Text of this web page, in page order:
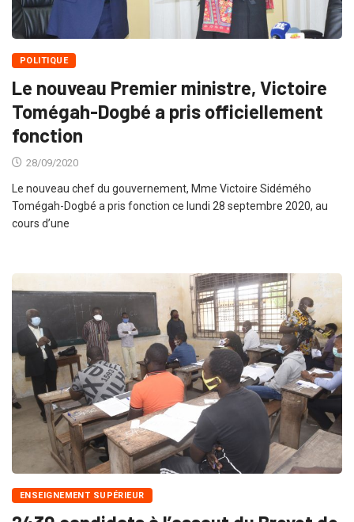
POLITIQUE
Le nouveau Premier ministre, Victoire
Tomégah-Dogbé a pris officiellement
fonction
28/09/2020
Le nouveau chef du gouvernement, Mme Victoire Sidémého
Tomégah-Dogbé a pris fonction ce lundi 28 septembre 2020, au
cours d’une
ENSEIGNEMENT SUPÉRIEUR